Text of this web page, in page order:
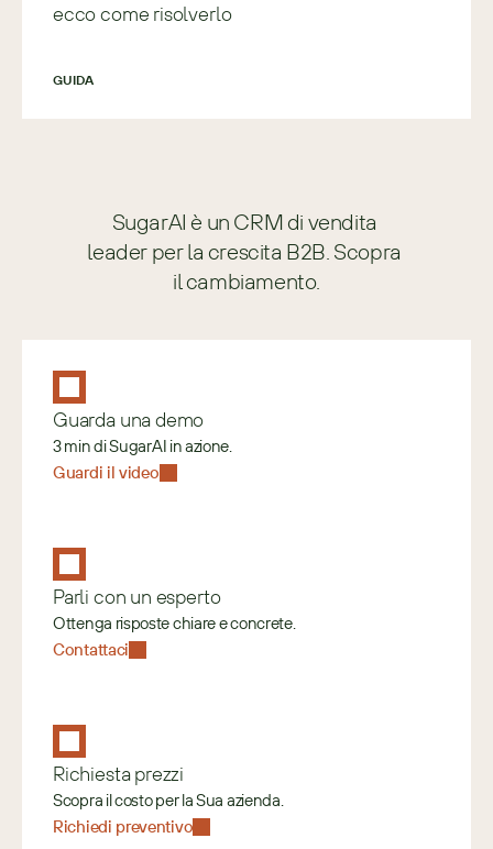
ecco come risolverlo
GUIDA
SugarAI è un CRM di vendita
leader per la crescita B2B. Scopra
il cambiamento.
Guarda una demo
3 min di SugarAI in azione.
Guardi il video
Parli con un esperto
Ottenga risposte chiare e concrete.
Contattaci
Richiesta prezzi
Scopra il costo per la Sua azienda.
Richiedi preventivo